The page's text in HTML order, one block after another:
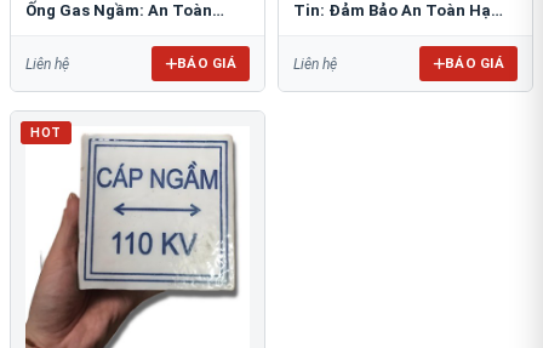
Ống Gas Ngầm: An Toàn
Liên hệ BÁO GIÁ
Tin: Đảm Bảo An Toàn Hạ
Liên hệ BÁO GIÁ
HOT